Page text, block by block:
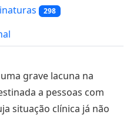
298
grave lacuna na
a pessoas com
situação clínica já não